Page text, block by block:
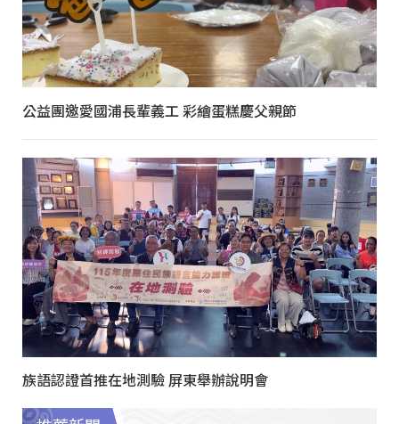
公益團邀愛國浦長輩義工 彩繪蛋糕慶父親節
族語認證首推在地測驗 屏東舉辦說明會